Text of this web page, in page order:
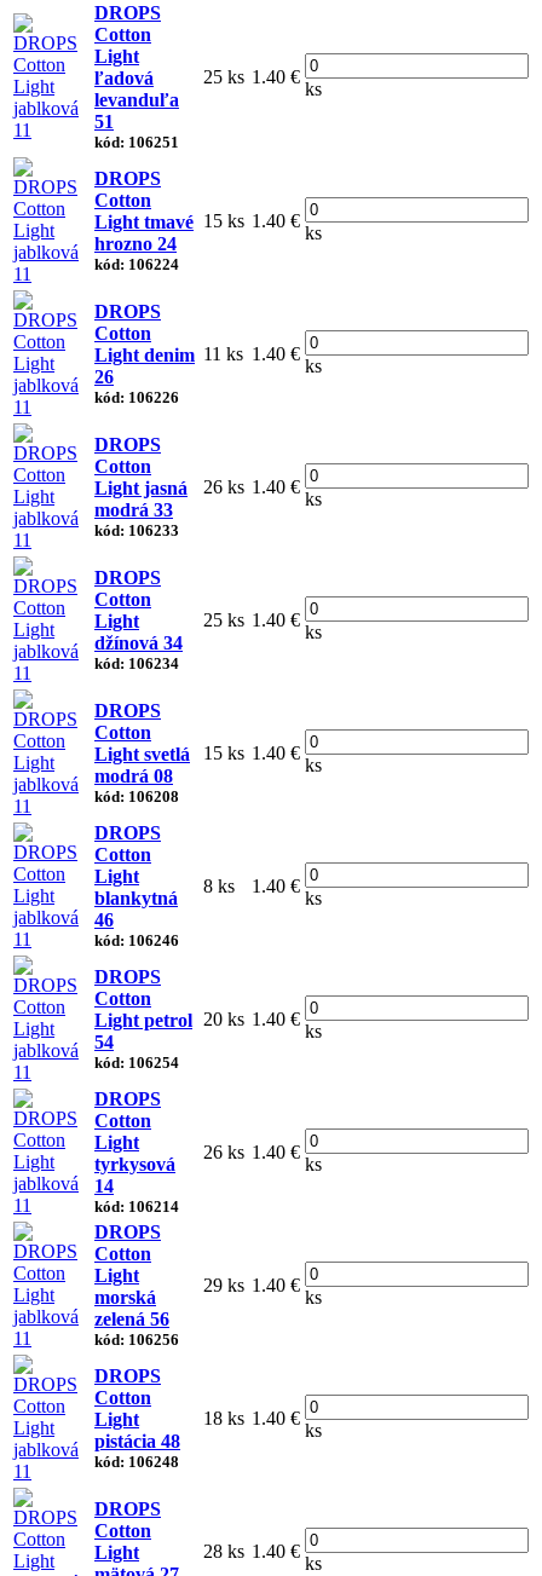
DROPS
Cotton
Light
ľadová
levanduľa
51
kód: 106251
25 ks 1.40 €
ks
DROPS
Cotton
Light tmavé
hrozno 24
kód: 106224
15 ks 1.40 €
ks
DROPS
Cotton
Light denim
26
kód: 106226
11 ks 1.40 €
ks
DROPS
Cotton
Light jasná
modrá 33
kód: 106233
26 ks 1.40 €
ks
DROPS
Cotton
Light
džínová 34
kód: 106234
25 ks 1.40 €
ks
DROPS
Cotton
Light svetlá
modrá 08
kód: 106208
15 ks 1.40 €
ks
DROPS
Cotton
Light
blankytná
46
kód: 106246
8 ks 1.40 €
ks
DROPS
Cotton
Light petrol
54
kód: 106254
20 ks 1.40 €
ks
DROPS
Cotton
Light
tyrkysová
14
kód: 106214
26 ks 1.40 €
ks
DROPS
Cotton
Light
morská
zelená 56
kód: 106256
29 ks 1.40 €
ks
DROPS
Cotton
Light
pistácia 48
kód: 106248
18 ks 1.40 €
ks
DROPS
Cotton
Light
28 ks 1.40 €
ks